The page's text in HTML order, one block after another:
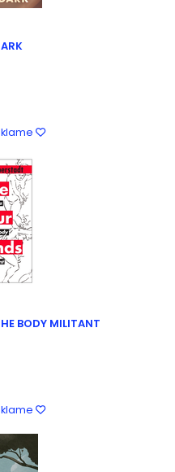
BODY MILITANT